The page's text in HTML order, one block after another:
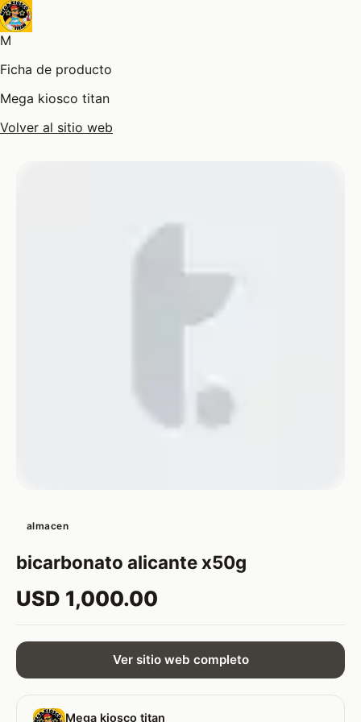
M
Ficha de producto
Mega kiosco titan
Volver al sitio web
almacen
bicarbonato alicante x50g
USD 1,000.00
Ver sitio web completo
Mega kiosco titan